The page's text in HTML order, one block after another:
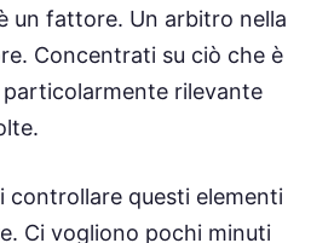
un fattore. Un arbitro nella
Concentrati su ciò che è
rilevante
controllare questi elementi
Ci vogliono pochi minuti